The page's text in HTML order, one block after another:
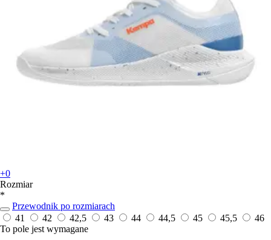
+0
Rozmiar
*
Przewodnik po rozmiarach
41
42 42,5 43 44 44,5 45 45,5
46
To pole jest wymagane